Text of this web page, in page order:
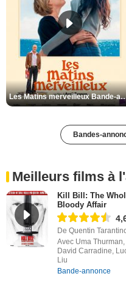
Les Matins merveilleux
Bandes-
Meilleurs films à
Kill Bill: The
Bloody Affair
De Quentin
Avec Uma Thurman,
David Carradine,
Liu
Bande-annonce